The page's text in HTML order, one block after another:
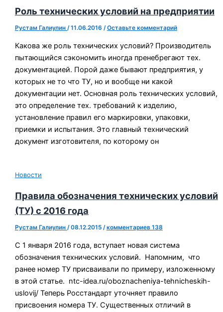
Роль технических условий на предприятии
Рустам Галиулин /11.06.2016 /Оставьте комментарий
Какова же роль технических условий? Производитель
пытающийся сэкономить иногда пренебрегают тех.
документацией. Порой даже бывают предприятия, у
которых не то что ТУ, но и вообще ни какой
документации нет. Основная роль технических условий,
это определение тех. требований к изделию,
установление правил его маркировки, упаковки,
приемки и испытания. Это главный технический
документ изготовителя, по которому он
Новости
Правила обозначения технических условий
(ТУ) с 2016 года
Рустам Галиулин /08.12.2015 /комментариев 138
С 1 января 2016 года, вступает новая система
обозначения технических условий. Напомним, что
ранее номер ТУ присваивали по примеру, изложенному
в этой статье. ntc-idea.ru/oboznacheniya-tehnicheskih-
uslovij/ Теперь Росстандарт уточняет правило
присвоения номера ТУ. Существенных отличий в